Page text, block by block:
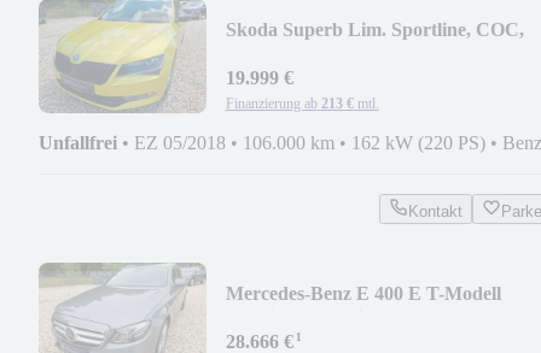
Skoda Superb Lim. Sportline, COC,
19.999 €
Finanzierung ab 213 € mtl.
Unfallfrei • EZ 05/2018 • 106.000 km • 162 kW (220 PS) •
Kontakt
Mercedes-Benz E 400 E T-Modell
28.666 €¹